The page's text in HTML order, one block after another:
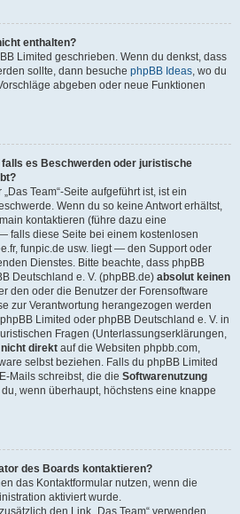
enthalten?
Limited geschrieben. Wenn du denkst, dass
sollte, dann besuche phpBB Ideas, wo du
abgeben oder neue Funktionen
es Beschwerden oder juristische
Team“-Seite aufgeführt ist, ist ein
Wenn du so keine Antwort erhältst,
kontaktieren (führe dazu eine
falls diese Seite bei einem kostenlosen
funpic.de usw. liegt — den Support oder
Dienstes. Bitte beachte, dass phpBB
Deutschland e. V. (phpBB.de) absolut keinen
den oder die Benutzer der Forensoftware
zur Verantwortung herangezogen werden
Limited oder phpBB Deutschland e. V. in
Fragen (Unterlassungserklärungen,
direkt auf die Websiten phpbb.com,
selbst beziehen. Falls du phpBB Limited
Mails schreibst, die die Softwarenutzung
wenn überhaupt, höchstens eine knappe
des Boards kontaktieren?
das Kontaktformular nutzen, wenn die
aktiviert wurde.
den Link „Das Team“ verwenden.